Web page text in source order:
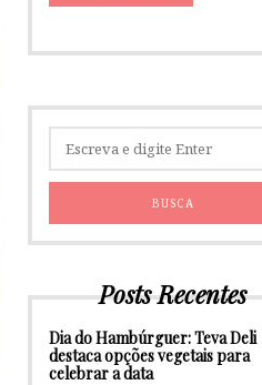
Posts Recentes
Dia do Hambúrguer: Teva Deli
destaca opções vegetais para
celebrar a data